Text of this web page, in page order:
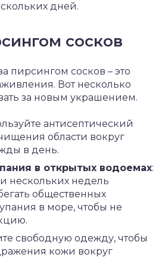
дней.
сосков
пирсингом сосков – это
Вот несколько
за новым украшением.
антисептический
области вокруг
в день.
в открытых водоемах:
нескольких недель
общественных
в море, чтобы не
свободную одежду, чтобы
кожи вокруг